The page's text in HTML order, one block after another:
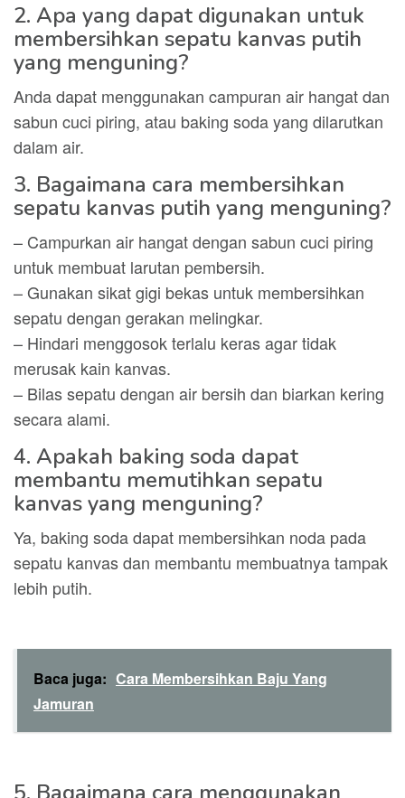
2. Apa yang dapat digunakan untuk
membersihkan sepatu kanvas putih
yang menguning?
Anda dapat menggunakan campuran air hangat dan
sabun cuci piring, atau baking soda yang dilarutkan
dalam air.
3. Bagaimana cara membersihkan
sepatu kanvas putih yang menguning?
– Campurkan air hangat dengan sabun cuci piring
untuk membuat larutan pembersih.
– Gunakan sikat gigi bekas untuk membersihkan
sepatu dengan gerakan melingkar.
– Hindari menggosok terlalu keras agar tidak
merusak kain kanvas.
– Bilas sepatu dengan air bersih dan biarkan kering
secara alami.
4. Apakah baking soda dapat
membantu memutihkan sepatu
kanvas yang menguning?
Ya, baking soda dapat membersihkan noda pada
sepatu kanvas dan membantu membuatnya tampak
lebih putih.
Baca juga: Cara Membersihkan Baju Yang
Jamuran